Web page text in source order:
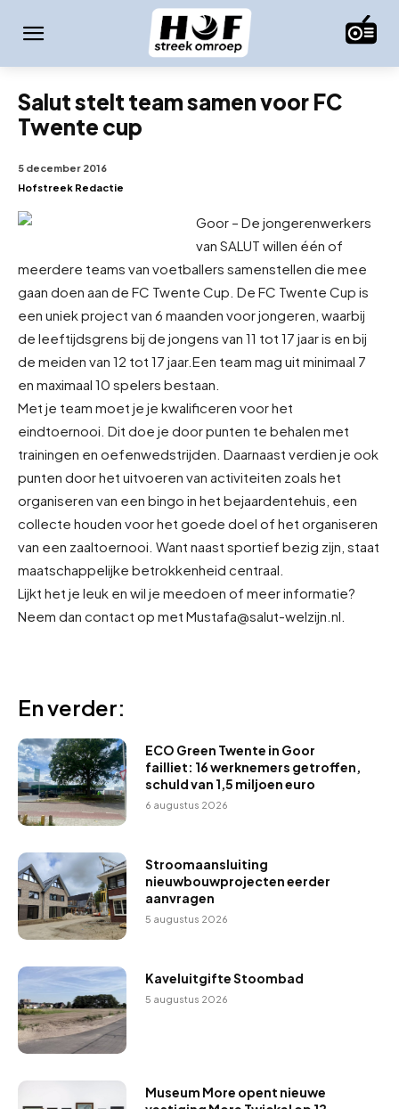
Salut stelt team samen voor FC
Twente cup
5 december 2016
Hofstreek Redactie
Goor – De jongerenwerkers
van SALUT willen één of
meerdere teams van voetballers samenstellen die mee
gaan doen aan de FC Twente Cup. De FC Twente Cup is
een uniek project van 6 maanden voor jongeren, waarbij
de leeftijdsgrens bij de jongens van 11 tot 17 jaar is en bij
de meiden van 12 tot 17 jaar. Een team mag uit minimaal 7
en maximaal 10 spelers bestaan.
Met je team moet je je kwalificeren voor het
eindtoernooi. Dit doe je door punten te behalen met
trainingen en oefenwedstrijden. Daarnaast verdien je ook
punten door het uitvoeren van activiteiten zoals het
organiseren van een bingo in het bejaardentehuis, een
collecte houden voor het goede doel of het organiseren
van een zaaltoernooi. Want naast sportief bezig zijn, staat
maatschappelijke betrokkenheid centraal.
Lijkt het je leuk en wil je meedoen of meer informatie?
Neem dan contact op met Mustafa@salut-welzijn.nl.
En verder:
ECO Green Twente in Goor
failliet: 16 werknemers getroffen,
schuld van 1,5 miljoen euro
6 augustus 2026
Stroomaansluiting
nieuwbouwprojecten eerder
aanvragen
5 augustus 2026
Kaveluitgifte Stoombad
5 augustus 2026
Museum More opent nieuwe